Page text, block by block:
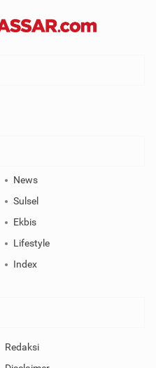
News
Sulsel
Ekbis
Lifestyle
Index
Redaksi